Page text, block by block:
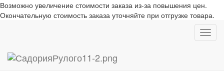
Возможно увеличение стоимости заказа из-за повышения цен.
Окончательную стоимость заказа уточняйте при отгрузке товара.